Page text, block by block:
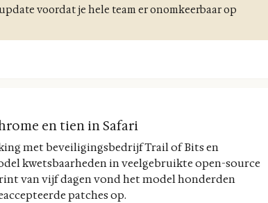
voordat je hele team er onomkeerbaar op
en tien in Safari
met beveiligingsbedrijf Trail of Bits en
kwetsbaarheden in veelgebruikte open-source
van vijf dagen vond het model honderden
patches op.